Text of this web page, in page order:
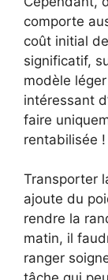
comporte
coût initial
significatif,
modèle
intéressant
faire
rentabilisée !
Transporter
ajoute du
rendre la
matin, il
ranger